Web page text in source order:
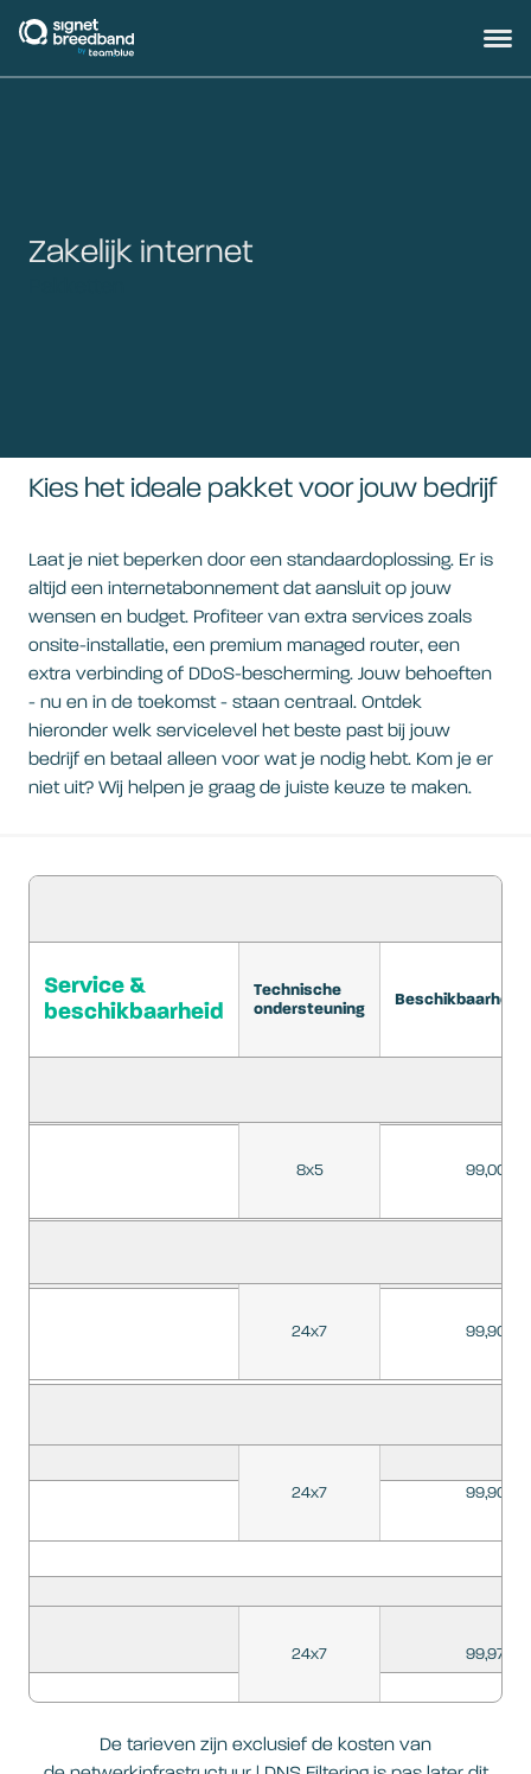
signetbreedband
Zakelijk internet
Kies het ideale pakket voor jouw bedrijf
Laat je niet beperken door een standaardoplossing. Er is
altijd een internetabonnement dat aansluit op jouw
wensen en budget. Profiteer van extra services zoals
onsite-installatie, een premium managed router, een
extra verbinding of DDoS-bescherming. Jouw behoeften
- nu en in de toekomst - staan centraal. Ontdek
hieronder welk servicelevel het beste past bij jouw
bedrijf en betaal alleen voor wat je nodig hebt. Kom je er
niet uit? Wij helpen je graag de juiste keuze te maken.
Service &
beschikbaarheid
Technische
ondersteuning
8x5 99,00%
24x7 99,90%
24x7 99,90%
24x7 99,97%
De tarieven zijn exclusief de kosten van